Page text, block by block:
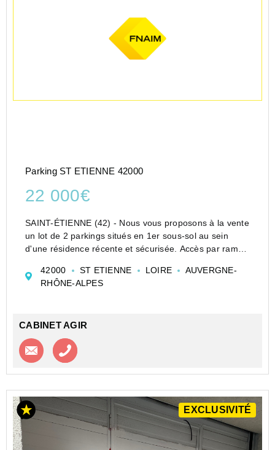
Parking ST ETIENNE 42000
22 000€
SAINT-ÉTIENNE (42) - Nous vous proposons à la vente
un lot de 2 parkings situés en 1er sous-sol au sein
d'une résidence récente et sécurisée. Accès par rampe
télécommande. Emplacement idéal, à proximité
immédi...
42000 ST ETIENNE LOIRE
AUVERGNE-
RHÔNE-ALPES
CABINET AGIR
Contacter l'agence
EXCLUSIVITÉ